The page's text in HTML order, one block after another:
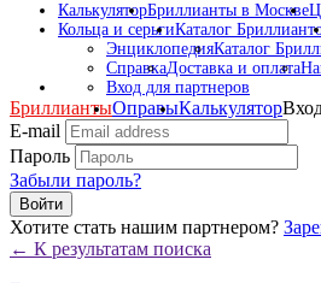
КалькуляторБриллианты в Москве
Кольца и серьгиКаталог
ЭнциклопедияКаталог
СправкаДоставка и оплата
Вход для партнеров
БриллиантыОправыКалькулятор
E-mail
Пароль
Забыли пароль?
Войти
Хотите стать нашим партнером?
← К результатам поиска